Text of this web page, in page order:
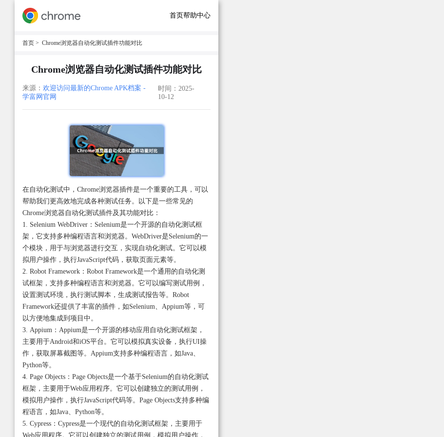
首页帮助中心
首页 > Chrome浏览器自动化测试插件功能对比
Chrome浏览器自动化测试插件功能对比
来源： 欢迎访问最新的Chrome APK档案 -
学富网官网
时间：2025-
10-12
在自动化测试中，Chrome浏览器插件是一个重要的工具，可以
帮助我们更高效地完成各种测试任务。以下是一些常见的
Chrome浏览器自动化测试插件及其功能对比：
1. Selenium WebDriver：Selenium是一个开源的自动化测试框
架，它支持多种编程语言和浏览器。WebDriver是Selenium的一
个模块，用于与浏览器进行交互，实现自动化测试。它可以模
拟用户操作，执行JavaScript代码，获取页面元素等。
2. Robot Framework：Robot Framework是一个通用的自动化测
试框架，支持多种编程语言和浏览器。它可以编写测试用例，
设置测试环境，执行测试脚本，生成测试报告等。Robot
Framework还提供了丰富的插件，如Selenium、Appium等，可
以方便地集成到项目中。
3. Appium：Appium是一个开源的移动应用自动化测试框架，
主要用于Android和iOS平台。它可以模拟真实设备，执行UI操
作，获取屏幕截图等。Appium支持多种编程语言，如Java、
Python等。
4. Page Objects：Page Objects是一个基于Selenium的自动化测试
框架，主要用于Web应用程序。它可以创建独立的测试用例，
模拟用户操作，执行JavaScript代码等。Page Objects支持多种编
程语言，如Java、Python等。
5. Cypress：Cypress是一个现代的自动化测试框架，主要用于
Web应用程序。它可以创建独立的测试用例，模拟用户操作，